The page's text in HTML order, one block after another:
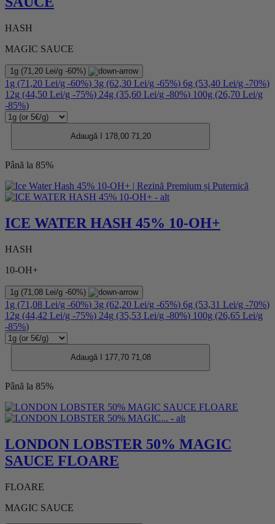
HASH
MAGIC SAUCE
1g (71,20 Lei/g -60%)
1g (71,20 Lei/g -60%) 3g (62,30 Lei/g -65%) 6g (53,40 Lei/g -70%)
12g (44,50 Lei/g -75%) 24g (35,60 Lei/g -80%) 100g (26,70 Lei/g
-85%)
Adaugă I 178,0071,20
Până la 85%
ICE WATER HASH 45% 10-OH+
HASH
10-OH+
1g (71,08 Lei/g -60%)
1g (71,08 Lei/g -60%) 3g (62,20 Lei/g -65%) 6g (53,31 Lei/g -70%)
12g (44,42 Lei/g -75%) 24g (35,53 Lei/g -80%) 100g (26,65 Lei/g
-85%)
Adaugă I 177,7071,08
Până la 85%
LONDON LOBSTER 50% MAGIC
SAUCE FLOARE
FLOARE
MAGIC SAUCE